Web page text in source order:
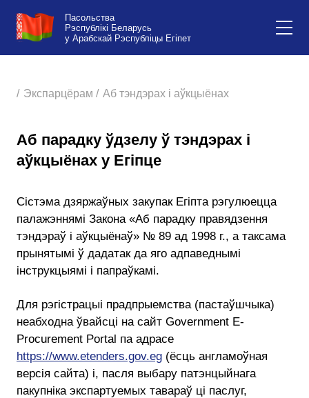
Пасольства
Рэспублікі Беларусь
у Арабскай Рэспубліцы Егіпет
/ Экспарцёрам / Аб тэндэрах і аўкцыёнах
Аб парадку ўдзелу ў тэндэрах і
аўкцыёнах у Егіпце
Сістэма дзяржаўных закупак Егіпта рэгулюецца
палажэннямі Закона «Аб парадку правядзення
тэндэраў і аўкцыёнаў» № 89 ад 1998 г., а таксама
прынятымі ў дадатак да яго адпаведнымі
інструкцыямі і папраўкамі.
Для рэгістрацыі прадпрыемства (пастаўшчыка)
неабходна ўвайсці на сайт Government E-
Procurement Portal па адрасе
https://www.etenders.gov.eg (ёсць англамоўная
версія сайта) і, пасля выбару патэнцыйнага
пакупніка экспартуемых тавараў ці паслуг,